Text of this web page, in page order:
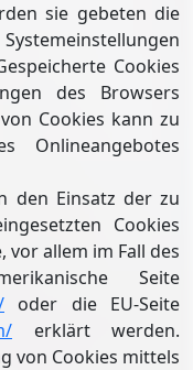
sie gebeten die
Cookies
des Browsers
Cookies kann zu
Onlineangebotes
den Einsatz der zu
Cookies
vor allem im Fall des
Seite
oder die EU-Seite
erklärt werden.
von Cookies mittels